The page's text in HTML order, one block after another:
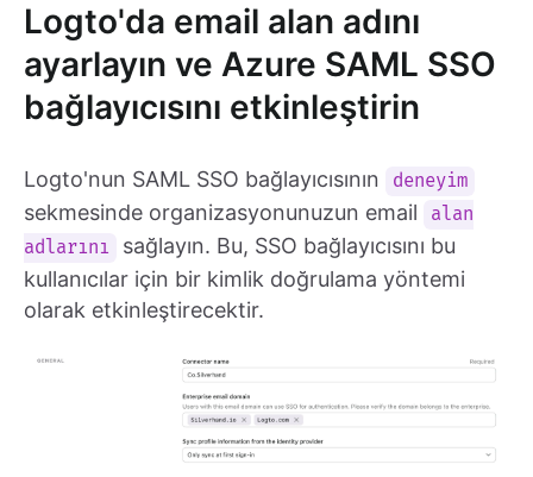
Logto'da email alan adını
ayarlayın ve Azure SAML SSO
bağlayıcısını etkinleştirin
Logto'nun SAML SSO bağlayıcısının deneyim
sekmesinde organizasyonunuzun email
alan
adlarını
sağlayın. Bu, SSO bağlayıcısını bu
kullanıcılar için bir kimlik doğrulama yöntemi
olarak etkinleştirecektir.